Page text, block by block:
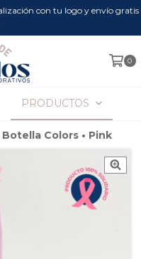
con tu logo y envío gratis
0
PRODUCTOS
Botella Colors • Pink